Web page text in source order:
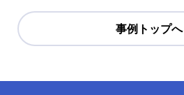
事例トップへ